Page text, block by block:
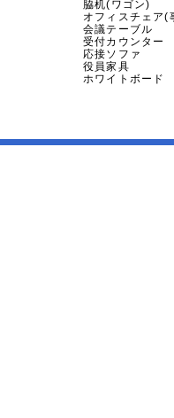
脇机(ワゴン)
オフィスチェア(
会議テーブル
受付カウンター
応接ソファ
役員家具
ホワイトボード